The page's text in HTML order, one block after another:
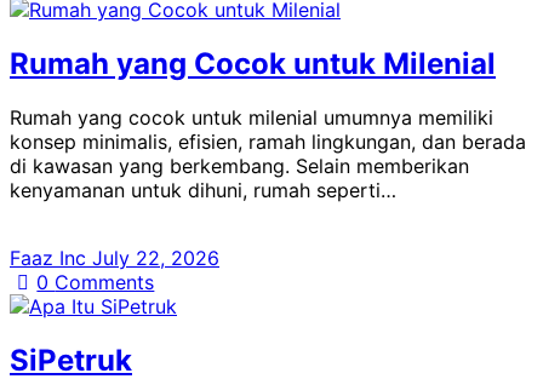
Rumah yang Cocok untuk Milenial
Rumah yang cocok untuk milenial umumnya memiliki
konsep minimalis, efisien, ramah lingkungan, dan berada
di kawasan yang berkembang. Selain memberikan
kenyamanan untuk dihuni, rumah seperti…
Faaz Inc July 22, 2026
0 Comments
SiPetruk